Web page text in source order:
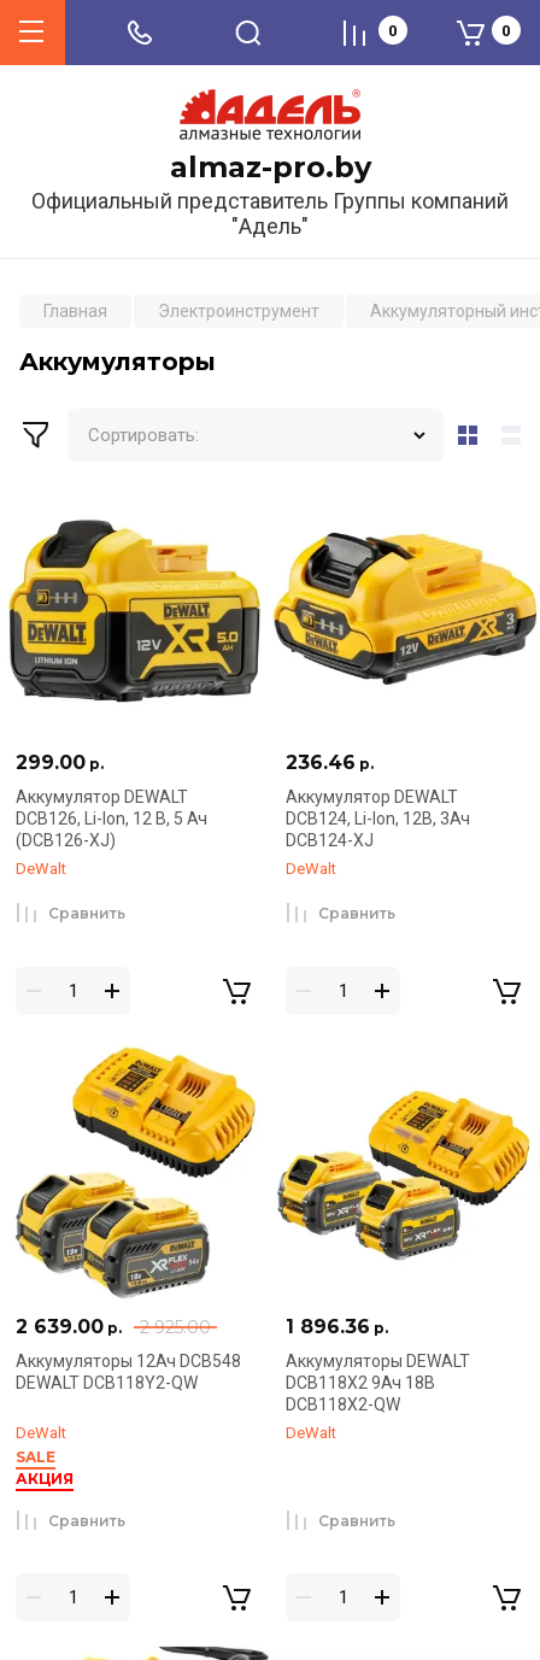
almaz-pro.by
Официальный представитель Группы компаний
"Адель"
0 0
Главная Электроинструмент Аккумуляторный
Аккумуляторы
Сортировать:
299.00 р.
Аккумулятор DEWALT
DCB126, Li-Ion, 12 В, 5 Ач
(DCB126-XJ)
DeWalt
Сравнить
236.46 р.
Аккумулятор DEWALT
DCB124, Li-Ion, 12В, 3Ач
DCB124-XJ
DeWalt
Сравнить
2 925.00
2 639.00 р.
Аккумуляторы 12Ач DCB548
DEWALT DCB118Y2-QW
DeWalt
SALE
АКЦИЯ
Сравнить
1 896.36 р.
Аккумуляторы DEWALT
DCB118X2 9Ач 18В
DCB118X2-QW
DeWalt
Сравнить